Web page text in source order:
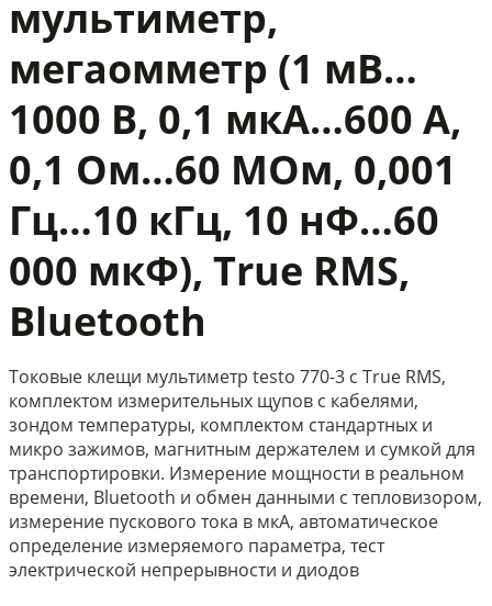
мультиметр,
мегаомметр (1 мВ…
1000 В, 0,1 мкА…600 A,
0,1 Ом…60 МОм, 0,001
Гц…10 кГц, 10 нФ…60
000 мкФ), True RMS,
Bluetooth
Токовые клещи мультиметр testo 770-3 с True RMS,
комплектом измерительных щупов с кабелями,
зондом температуры, комплектом стандартных и
микро зажимов, магнитным держателем и сумкой для
транспортировки. Измерение мощности в реальном
времени, Bluetooth и обмен данными с тепловизором,
измерение пускового тока в мкА, автоматическое
определение измеряемого параметра, тест
электрической непрерывности и диодов